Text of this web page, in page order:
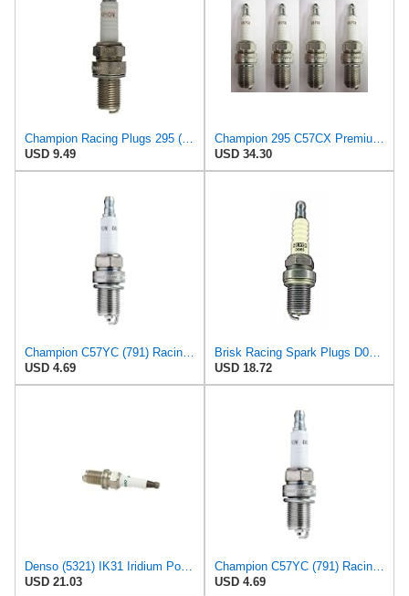
Champion Racing Plugs 295 (C57CX) Pack of 1 (UPC 037551007080)
USD 9.49
Champion 295 C57CX Premium Racing Spark Plug Pack of 4
USD 34.30
Champion C57YC (791) Racing Plug
USD 4.69
Brisk Racing Spark Plugs D08S Spark Plug Silver Racing
USD 18.72
Denso (5321) IK31 Iridium Power Spark Plug, (Pack of 1)
USD 21.03
Champion C57YC (791) Racing Plug
USD 4.69